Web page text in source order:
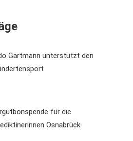
Gartmann unterstützt den
für die
Osnabrück